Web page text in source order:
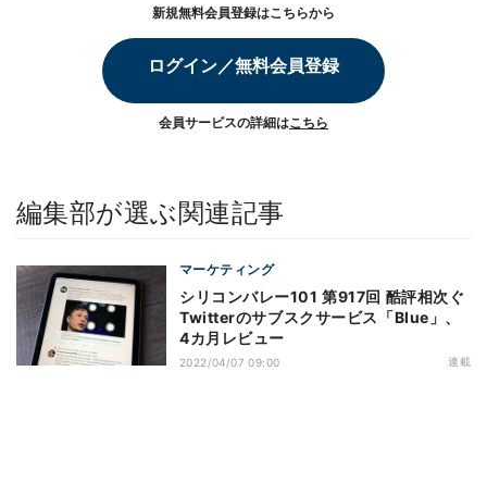
新規無料会員登録はこちらから
ログイン／無料会員登録
会員サービスの詳細はこちら
編集部が選ぶ関連記事
マーケティング
シリコンバレー101 第917回 酷評相次ぐ
Twitterのサブスクサービス「Blue」、
4カ月レビュー
2022/04/07 09:00 連載